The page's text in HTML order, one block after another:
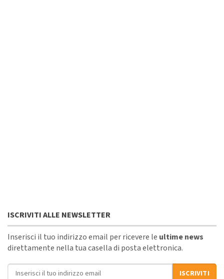
ISCRIVITI ALLE NEWSLETTER
Inserisci il tuo indirizzo email per ricevere le ultime news
direttamente nella tua casella di posta elettronica.
Indirizzo email
ISCRIVITI